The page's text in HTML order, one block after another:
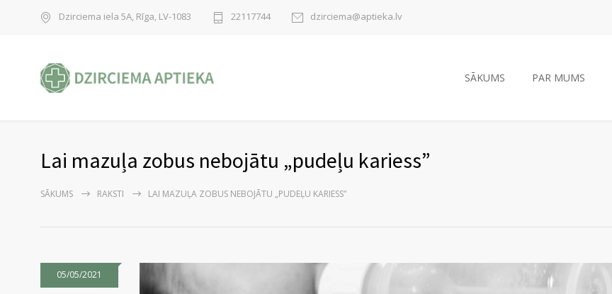
Dzirciema iela 5A, Rīga, LV-1083 22117744 dzirciema@aptieka.lv
SĀKUMS PAR MUMS
Lai mazuļa zobus nebojātu „pudeļu kariess”
SĀKUMS RAKSTI LAI MAZUĻA ZOBUS NEBOJĀTU „PUDEĻU KARIESS”
05/05/2021